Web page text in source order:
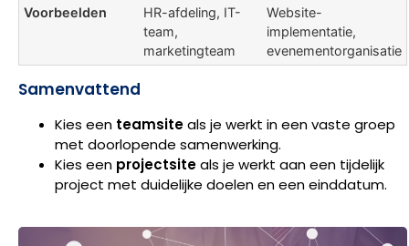
Voorbeelden
HR-afdeling, IT-
team,
marketingteam
Website-
implementatie,
evenementorganisatie
Samenvattend
Kies een teamsiteals je werkt in een vaste groep
met doorlopende samenwerking.
Kies een projectsiteals je werkt aan een tijdelijk
project met duidelijke doelen en een einddatum.